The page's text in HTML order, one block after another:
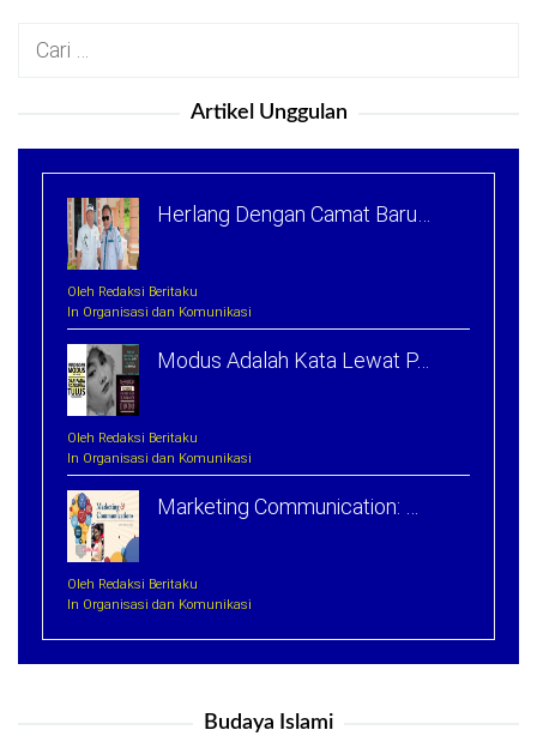
Cari
Artikel Unggulan
Herlang Dengan Camat Baru…
Oleh Redaksi Beritaku
In Organisasi dan Komunikasi
Modus Adalah Kata Lewat P…
Oleh Redaksi Beritaku
In Organisasi dan Komunikasi
Marketing Communication: …
Oleh Redaksi Beritaku
In Organisasi dan Komunikasi
Budaya Islami